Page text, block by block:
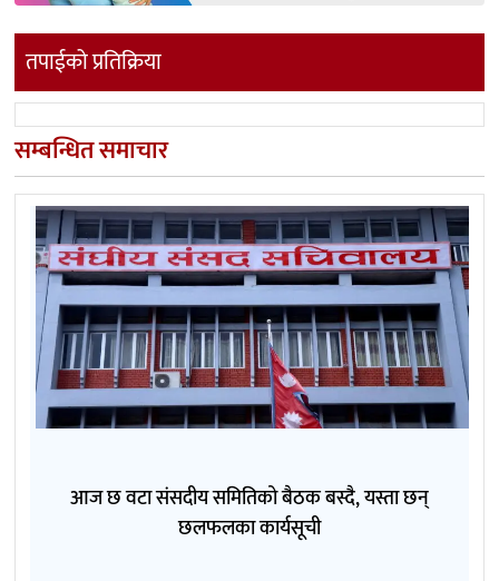
तपाईको प्रतिक्रिया
सम्बन्धित समाचार
आज छ वटा संसदीय समितिको बैठक बस्दै, यस्ता छन्
छलफलका कार्यसूची